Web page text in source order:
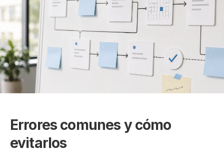
Errores comunes y cómo
evitarlos